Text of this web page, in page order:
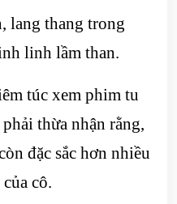
lang thang trong
linh lầm than.
túc xem phim tu
thừa nhận rằng,
đặc sắc hơn nhiều
cô.